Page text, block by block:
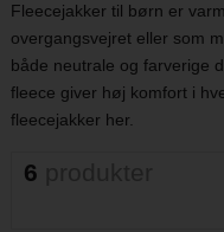
Fleecejakker til børn er
overgangsvejret eller som
både neutrale og farverige
fleece giver høj komfort i
fleecejakker her.
6